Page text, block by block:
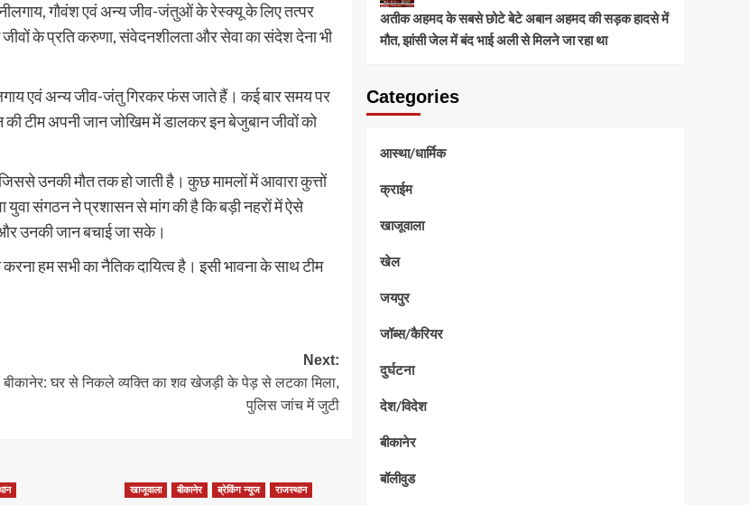
नीलगाय, गौवंश एवं अन्य जीव-जंतुओं के रेस्क्यू के लिए तत्पर
के प्रति करुणा, संवेदनशीलता और सेवा का संदेश देना भी
एवं अन्य जीव-जंतु गिरकर फंस जाते हैं। कई बार समय पर
टीम अपनी जान जोखिम में डालकर इन बेजुबान जीवों को
उनकी मौत तक हो जाती है। कुछ मामलों में आवारा कुत्तों
संगठन ने प्रशासन से मांग की है कि बड़ी नहरों में ऐसे
उनकी जान बचाई जा सके।
हम सभी का नैतिक दायित्व है। इसी भावना के साथ टीम
Next:
बीकानेर: घर से निकले व्यक्ति का शव खेजड़ी के पेड़ से लटका मिला,
पुलिस जांच में जुटी
खाजूवाला बीकानेर ब्रेकिंग न्यूज राजस्थान
अतीक अहमद के सबसे छोटे बेटे अबान अहमद की सड़क हादसे में
मौत, झांसी जेल में बंद भाई अली से मिलने जा रहा था
Categories
आस्था/धार्मिक
क्राईम
खाजूवाला
खेल
जयपुर
जॉब्स/कैरियर
दुर्घटना
देश/विदेश
बीकानेर
बॉलीवुड